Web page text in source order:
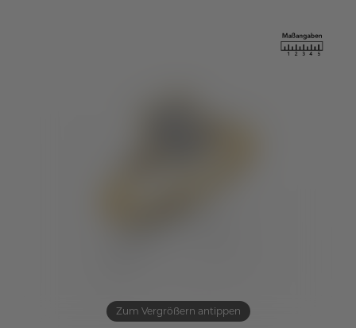
Zum Vergrößern antippen